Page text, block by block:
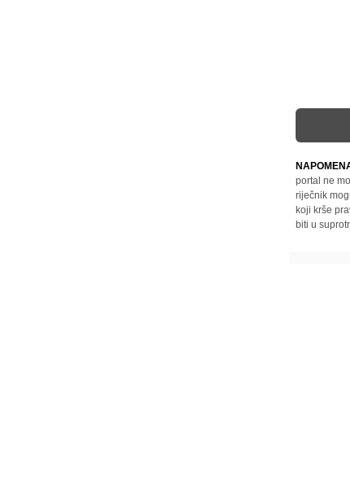
portal ne
riječnik
koji krše
biti u